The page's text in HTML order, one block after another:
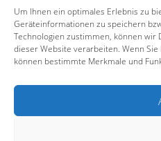
Um Ihnen ein optimales Erlebnis zu
Geräteinformationen zu speichern
Technologien zustimmen, können wir
dieser Website verarbeiten. Wenn
können bestimmte Merkmale und